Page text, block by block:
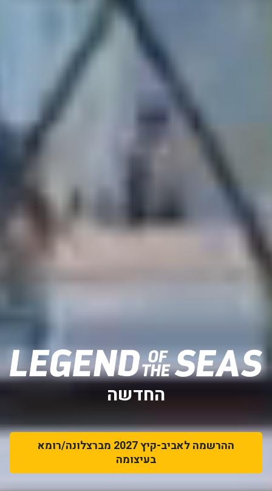
החדשה
ההרשמה לאביב-קיץ 2027 מברצלונה/רומא
בעיצומה